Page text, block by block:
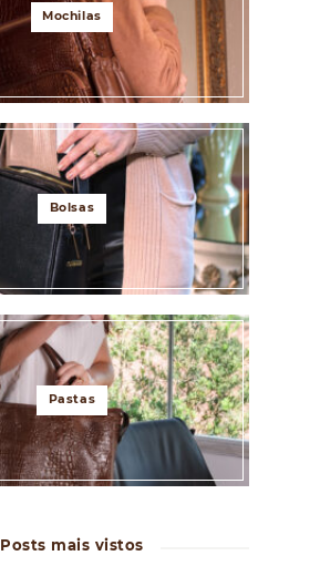
Mochilas
Bolsas
Pastas
Posts mais vistos